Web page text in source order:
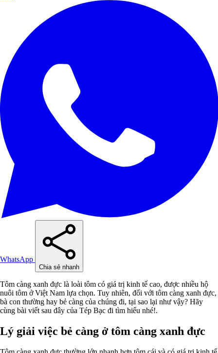
WhatsApp
Chia sẻ nhanh
Tôm càng xanh đực là loài tôm có giá trị kinh tế cao, được nhiều hộ
nuôi tôm ở Việt Nam lựa chọn. Tuy nhiên, đối với tôm càng xanh đực,
bà con thường hay bẻ càng của chúng đi, tại sao lại như vậy? Hãy
cùng bài viết sau đây của Tép Bạc đi tìm hiểu nhé!.
Lý giải việc bẻ càng ở tôm càng xanh đực